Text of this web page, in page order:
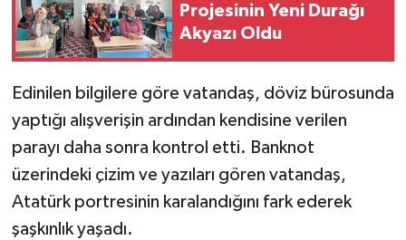
Projesinin Yeni Durağı
Akyazı Oldu
Edinilen bilgilere göre vatandaş, döviz bürosunda
yaptığı alışverişin ardından kendisine verilen
parayı daha sonra kontrol etti. Banknot
üzerindeki çizim ve yazıları gören vatandaş,
Atatürk portresinin karalandığını fark ederek
şaşkınlık yaşadı.